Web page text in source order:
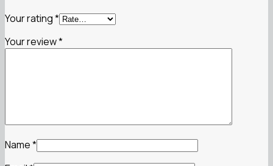
Your rating*
Your review*
Name*